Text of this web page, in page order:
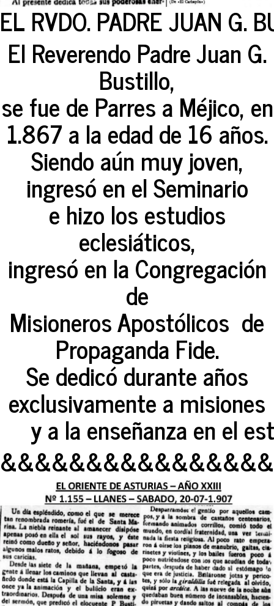
EL RVDO. PADRE JUAN G.
El Reverendo Padre Juan G.
Bustillo,
se fue de Parres a Méjico, en
1.867 a la edad de 16 años.
Siendo aún muy joven,
ingresó en el Seminario
e hizo los estudios
eclesiáticos,
ingresó en la Congregación
de
Misioneros Apostólicos de
Propaganda Fide.
Se dedicó durante años
exclusivamente a misiones
y a la enseñanza en el